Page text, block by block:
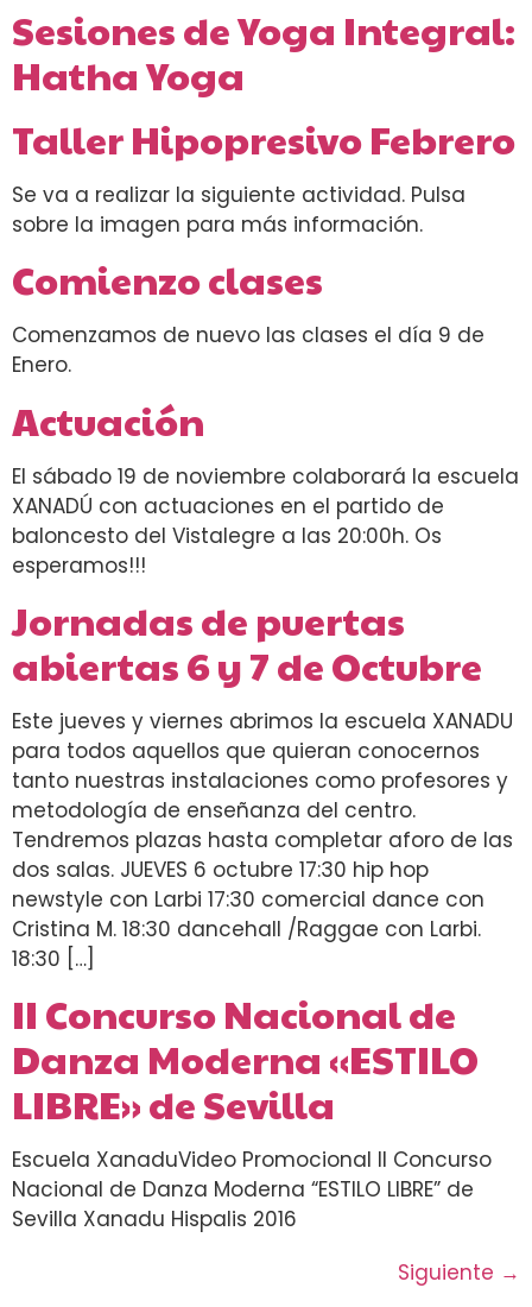
Sesiones de Yoga Integral:
Hatha Yoga
Taller Hipopresivo Febrero
Se va a realizar la siguiente actividad. Pulsa
sobre la imagen para más información.
Comienzo clases
Comenzamos de nuevo las clases el día 9 de
Enero.
Actuación
El sábado 19 de noviembre colaborará la escuela
XANADÚ con actuaciones en el partido de
baloncesto del Vistalegre a las 20:00h. Os
esperamos!!!
Jornadas de puertas
abiertas 6 y 7 de Octubre
Este jueves y viernes abrimos la escuela XANADU
para todos aquellos que quieran conocernos
tanto nuestras instalaciones como profesores y
metodología de enseñanza del centro.
Tendremos plazas hasta completar aforo de las
dos salas. JUEVES 6 octubre 17:30 hip hop
newstyle con Larbi 17:30 comercial dance con
Cristina M. 18:30 dancehall /Raggae con Larbi.
18:30 […]
II Concurso Nacional de
Danza Moderna «ESTILO
LIBRE» de Sevilla
Escuela XanaduVideo Promocional II Concurso
Nacional de Danza Moderna “ESTILO LIBRE” de
Sevilla Xanadu Hispalis 2016
Siguiente →